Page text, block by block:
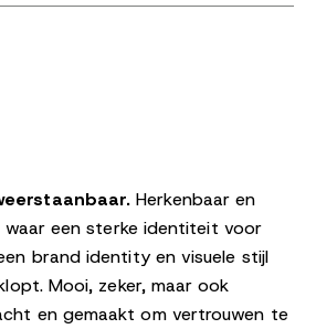
Herkenbaar en
waar een sterke identiteit voor
brand identity en visuele stijl
Mooi, zeker, maar ook
en gemaakt om vertrouwen te